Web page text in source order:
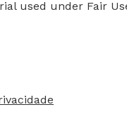
used under Fair